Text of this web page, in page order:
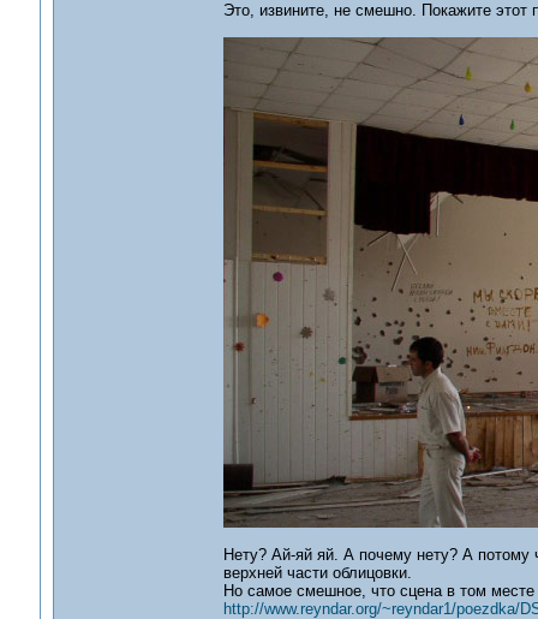
Это, извините, не смешно. Покажите этот
Нету? Ай-яй яй. А почему нету? А
верхней части облицовки.
Но самое смешное, что сцена в том
http://www.reyndar.org/~reyndar1/poezdka/